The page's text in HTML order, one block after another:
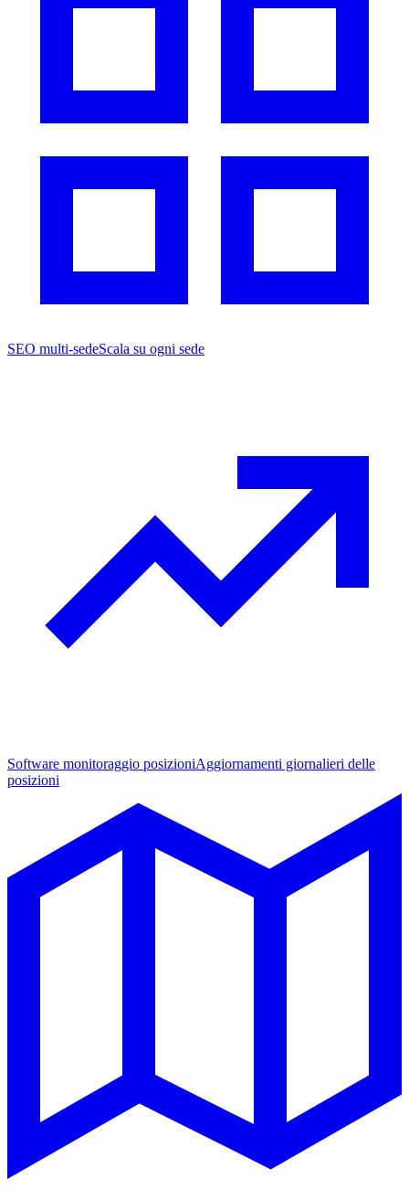
SEO multi-sedeScala su ogni sede
Software monitoraggio posizioniAggiornamenti giornalieri delle
posizioni